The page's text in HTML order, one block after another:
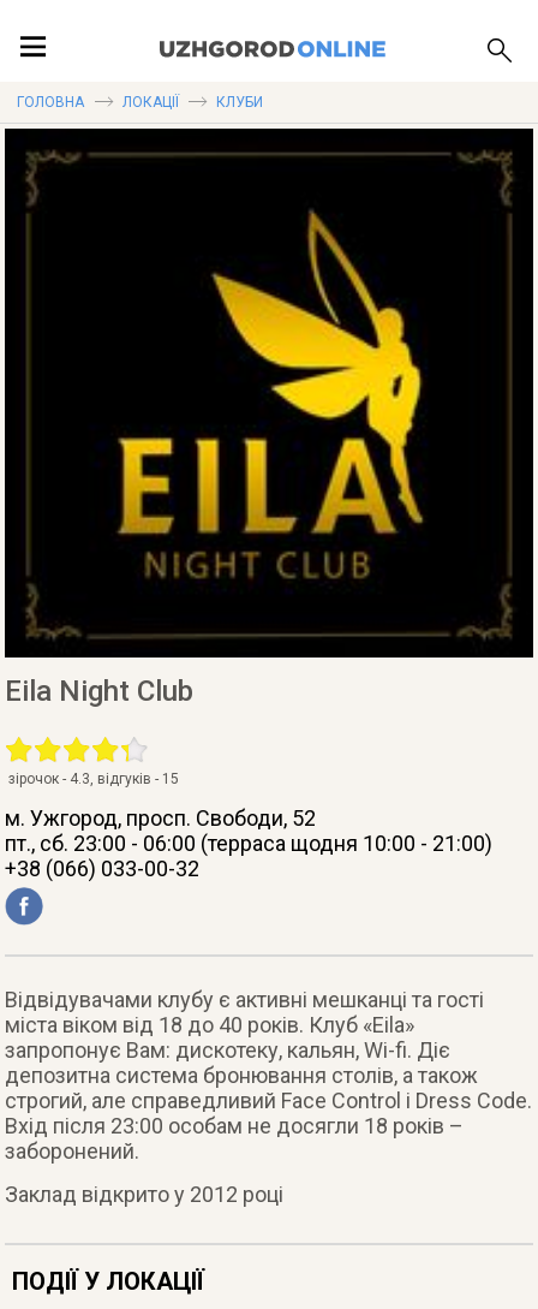
ГОЛОВНА ЛОКАЦІЇ КЛУБИ
Eila Night Club
зірочок - 4.3, відгуків - 15
м. Ужгород, просп. Свободи, 52
пт., сб. 23:00 - 06:00 (терраса щодня 10:00 - 21:00)
+38 (066) 033-00-32
Відвідувачами клубу є активні мешканці та гості
міста віком від 18 до 40 років. Клуб «Eila»
запропонує Вам: дискотеку, кальян, Wi-fi. Діє
депозитна система бронювання столів, а також
строгий, але справедливий Face Control і Dress Code.
Вхід після 23:00 особам не досягли 18 років –
заборонений.
Заклад відкрито у 2012 році
ПОДІЇ У ЛОКАЦІЇ